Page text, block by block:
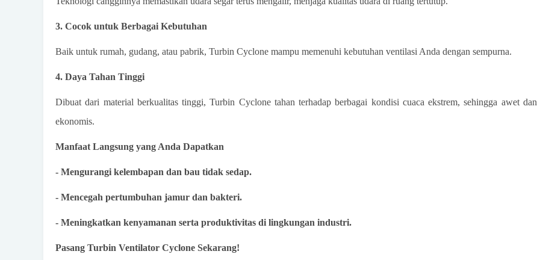
3. Cocok untuk Berbagai Kebutuhan
Baik untuk rumah, gudang, atau pabrik, Turbin Cyclone mampu memenuhi kebutuhan ventilasi Anda dengan sempurna.
4. Daya Tahan Tinggi
Dibuat dari material berkualitas tinggi, Turbin Cyclone tahan terhadap berbagai kondisi cuaca ekstrem, sehingga awet dan
ekonomis.
Manfaat Langsung yang Anda Dapatkan
- Mengurangi kelembapan dan bau tidak sedap.
- Mencegah pertumbuhan jamur dan bakteri.
- Meningkatkan kenyamanan serta produktivitas di lingkungan industri.
Pasang Turbin Ventilator Cyclone Sekarang!